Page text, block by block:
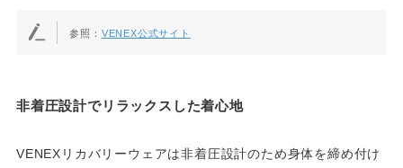
参照： VENEX公式サイト
非着圧設計でリラックスした着心地
VENEXリカバリーウェアは非着圧設計のため身体を締め付け